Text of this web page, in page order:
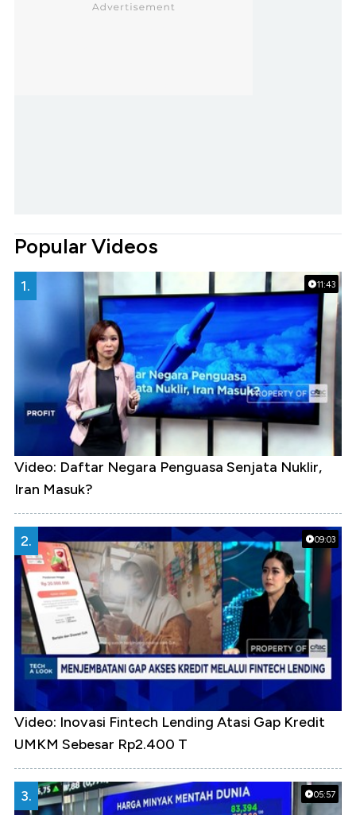
Popular Videos
11:43
1.
Video: Daftar Negara Penguasa Senjata Nuklir,
Iran Masuk?
09:03
2.
Video: Inovasi Fintech Lending Atasi Gap Kredit
UMKM Sebesar Rp2.400 T
05:57
3.